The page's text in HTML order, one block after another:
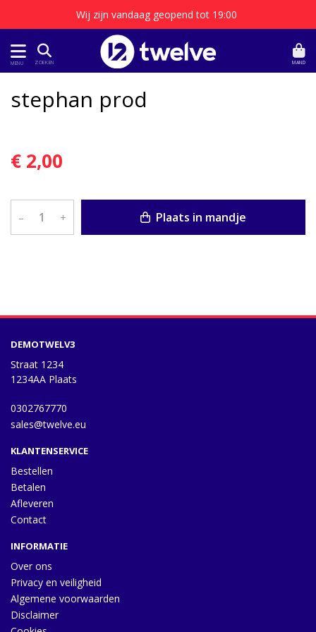
Wij zijn vandaag geopend tot 19:00
MENU ZOEKEN MAND
stephan prod
€ 2,00
– + Plaats in mandje
DEMOTWELV3
Straat 1234
1234AA Plaats
0302767770
sales@twelve.eu
KLANTENSERVICE
Bestellen
Betalen
Afleveren
Contact
INFORMATIE
Over ons
Privacy en veiligheid
Algemene voorwaarden
Disclaimer